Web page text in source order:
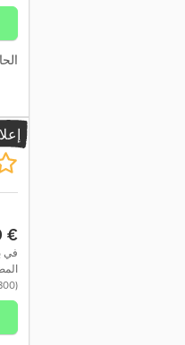
‏15.950 €
في
(‏19.300 € إجمالي)